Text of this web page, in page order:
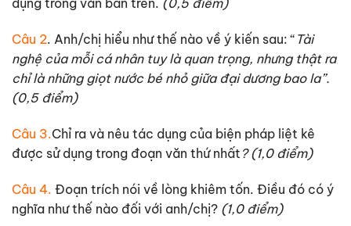
dụng trong văn bản trên. (0,5 điểm)
Câu 2. Anh/chị hiểu như thế nào về ý kiến sau: “ Tài
nghệ của mỗi cá nhân tuy là quan trọng, nhưng thật ra
chỉ là những giọt nước bé nhỏ giữa đại dương bao la”.
(0,5 điểm)
Câu 3.Chỉ ra và nêu tác dụng của biện pháp liệt kê
được sử dụng trong đoạn văn thứ nhất ? (1,0 điểm)
Câu 4. Đoạn trích nói về lòng khiêm tốn. Điều đó có ý
nghĩa như thế nào đối với anh/chị? (1,0 điểm)